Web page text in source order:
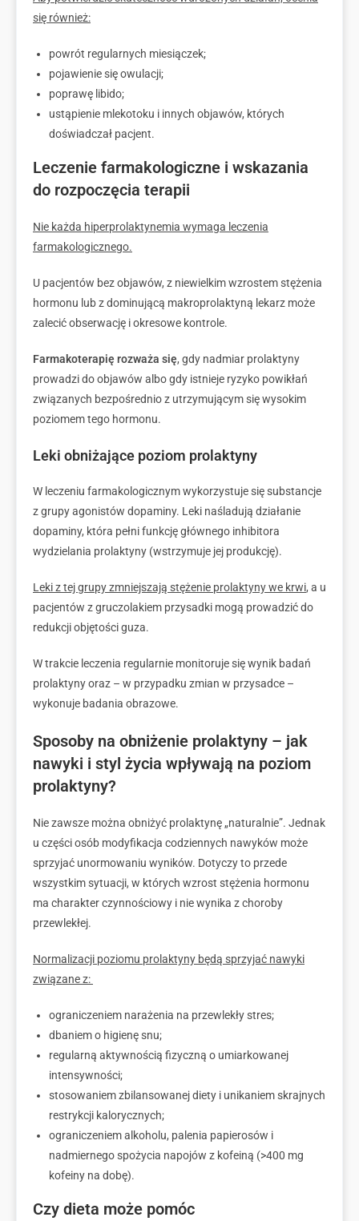
się również:
powrót regularnych miesiączek;
pojawienie się owulacji;
poprawę libido;
ustąpienie mlekotoku i innych objawów, których
doświadczał pacjent.
Leczenie farmakologiczne i wskazania
do rozpoczęcia terapii
Nie każda hiperprolaktynemia wymaga leczenia
farmakologicznego.
U pacjentów bez objawów, z niewielkim wzrostem stężenia
hormonu lub z dominującą makroprolaktyną lekarz może
zalecić obserwację i okresowe kontrole.
Farmakoterapię rozważa się, gdy nadmiar prolaktyny
prowadzi do objawów albo gdy istnieje ryzyko powikłań
związanych bezpośrednio z utrzymującym się wysokim
poziomem tego hormonu.
Leki obniżające poziom prolaktyny
W leczeniu farmakologicznym wykorzystuje się substancje
z grupy agonistów dopaminy. Leki naśladują działanie
dopaminy, która pełni funkcję głównego inhibitora
wydzielania prolaktyny (wstrzymuje jej produkcję).
Leki z tej grupy zmniejszają stężenie prolaktyny we krwi, a u
pacjentów z gruczolakiem przysadki mogą prowadzić do
redukcji objętości guza.
W trakcie leczenia regularnie monitoruje się wynik badań
prolaktyny oraz – w przypadku zmian w przysadce –
wykonuje badania obrazowe.
Sposoby na obniżenie prolaktyny – jak
nawyki i styl życia wpływają na poziom
prolaktyny?
Nie zawsze można obniżyć prolaktynę „naturalnie”. Jednak
u części osób modyfikacja codziennych nawyków może
sprzyjać unormowaniu wyników. Dotyczy to przede
wszystkim sytuacji, w których wzrost stężenia hormonu
ma charakter czynnościowy i nie wynika z choroby
przewlekłej.
Normalizacji poziomu prolaktyny będą sprzyjać nawyki
związane z:
ograniczeniem narażenia na przewlekły stres;
dbaniem o higienę snu;
regularną aktywnością fizyczną o umiarkowanej
intensywności;
stosowaniem zbilansowanej diety i unikaniem skrajnych
restrykcji kalorycznych;
ograniczeniem alkoholu, palenia papierosów i
nadmiernego spożycia napojów z kofeiną (>400 mg
kofeiny na dobę).
Czy dieta może pomóc